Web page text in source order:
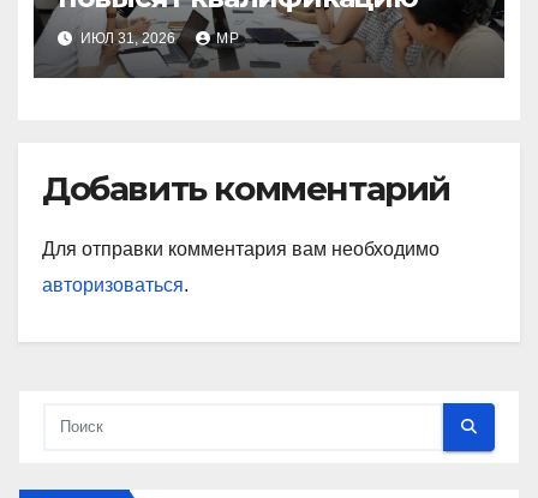
ИЮЛ 31, 2026 MP
Добавить комментарий
Для отправки комментария вам необходимо
авторизоваться.